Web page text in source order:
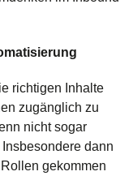
richtigen Inhalte
zugänglich zu
nicht sogar
dann
gekommen